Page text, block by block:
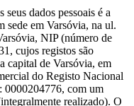
dados pessoais é a
em Varsóvia, na ul.
NIP (número de
cujos registos são
capital de Varsóvia, em
do Registo Nacional
0000204776, com um
realizado). O